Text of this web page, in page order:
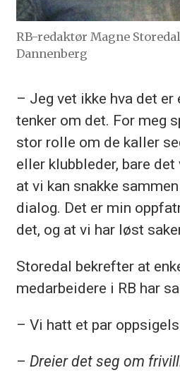
RB-redaktør Magne
Dannenberg
– Jeg vet ikke hva det er
tenker om det. For meg
stor rolle om de kaller
eller klubbleder, bare
at vi kan snakke
dialog. Det er min
det, og at vi har løst
Storedal bekrefter at
medarbeidere i RB har
– Vi hatt et par
– Dreier det seg om